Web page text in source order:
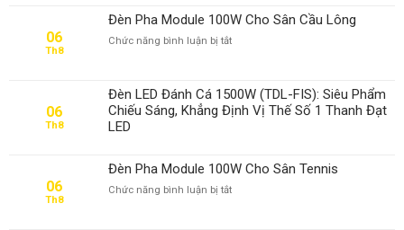
100W
Cho
Mini
06
Th8
Đèn Pha Module 100W Cho Sân Cầu Lông
Chức năng bình luận bị tắtở
100W
Cho
Lông
06
Th8
Đèn LED Đánh Cá 1500W (TDL-FIS): Siêu Phẩm
Chiếu Sáng, Khẳng Định Vị Thế Số 1 Thanh Đạt
LED
06
Th8
Đèn Pha Module 100W Cho Sân Tennis
Chức năng bình luận bị tắtở